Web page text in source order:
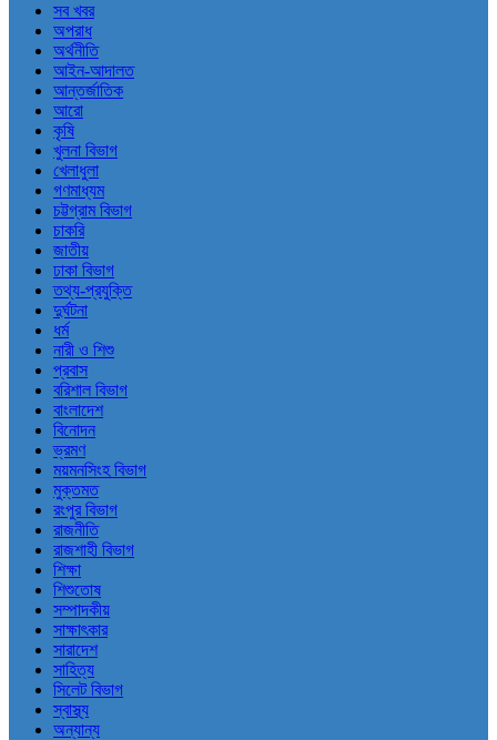
সব খবর
অপরাধ
অর্থনীতি
আইন-আদালত
আন্তর্জাতিক
আরো
কৃষি
খুলনা বিভাগ
খেলাধুলা
গণমাধ্যম
চট্টগ্রাম বিভাগ
চাকরি
জাতীয়
ঢাকা বিভাগ
তথ্য-প্রযুক্তি
দুর্ঘটনা
ধর্ম
নারী ও শিশু
প্রবাস
বরিশাল বিভাগ
বাংলাদেশ
বিনোদন
ভ্রমণ
ময়মনসিংহ বিভাগ
মুক্তমত
রংপুর বিভাগ
রাজনীতি
রাজশাহী বিভাগ
শিক্ষা
শিশুতোষ
সম্পাদকীয়
সাক্ষাৎকার
সারাদেশ
সাহিত্য
সিলেট বিভাগ
স্বাস্থ্য
অন্যান্য